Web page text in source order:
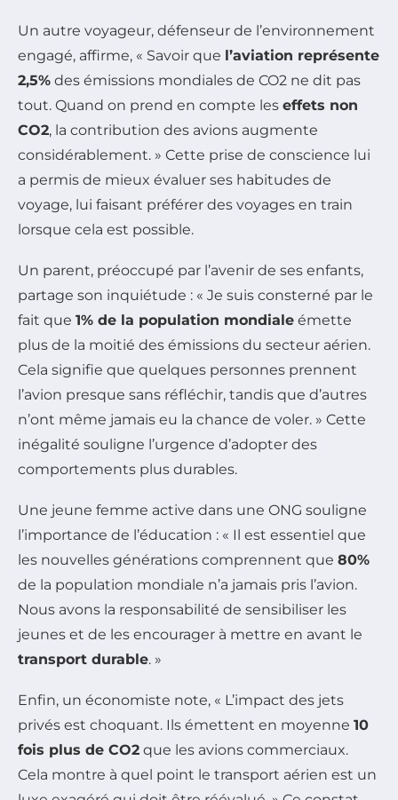
Un autre voyageur, défenseur de l’environnement
engagé, affirme, « Savoir que l’aviation représente
2,5% des émissions mondiales de CO2 ne dit pas
tout. Quand on prend en compte les effets non
CO2, la contribution des avions augmente
considérablement. » Cette prise de conscience lui
a permis de mieux évaluer ses habitudes de
voyage, lui faisant préférer des voyages en train
lorsque cela est possible.
Un parent, préoccupé par l’avenir de ses enfants,
partage son inquiétude : « Je suis consterné par le
fait que 1% de la population mondiale émette
plus de la moitié des émissions du secteur aérien.
Cela signifie que quelques personnes prennent
l’avion presque sans réfléchir, tandis que d’autres
n’ont même jamais eu la chance de voler. » Cette
inégalité souligne l’urgence d’adopter des
comportements plus durables.
Une jeune femme active dans une ONG souligne
l’importance de l’éducation : « Il est essentiel que
les nouvelles générations comprennent que 80%
de la population mondiale n’a jamais pris l’avion.
Nous avons la responsabilité de sensibiliser les
jeunes et de les encourager à mettre en avant le
transport durable. »
Enfin, un économiste note, « L’impact des jets
privés est choquant. Ils émettent en moyenne 10
fois plus de CO2 que les avions commerciaux.
Cela montre à quel point le transport aérien est un